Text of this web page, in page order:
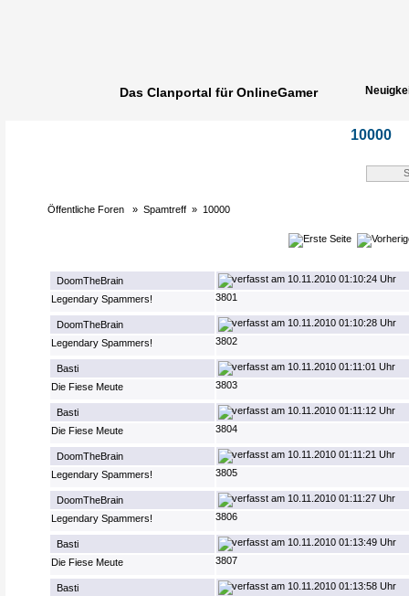
Das Clanportal für OnlineGamer
10000
Öffentliche Foren »Spamtreff » 10000
DoomTheBrain
10.11.2010 01:10:24 Uhr
Legendary Spammers!
3801
DoomTheBrain
10.11.2010 01:10:28 Uhr
Legendary Spammers!
3802
Basti
10.11.2010 01:11:01 Uhr
Die Fiese Meute
3803
Basti
10.11.2010 01:11:12 Uhr
Die Fiese Meute
3804
DoomTheBrain
10.11.2010 01:11:21 Uhr
Legendary Spammers!
3805
DoomTheBrain
10.11.2010 01:11:27 Uhr
Legendary Spammers!
3806
Basti
10.11.2010 01:13:49 Uhr
Die Fiese Meute
3807
Basti
10.11.2010 01:13:58 Uhr